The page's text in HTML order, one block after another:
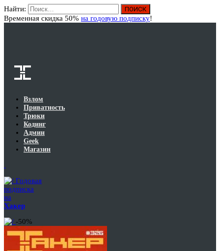
Найти:
Временная скидка 50% на годовую подписку!
Взлом
Приватность
Трюки
Кодинг
Админ
Geek
Магазин
Годовая
подписка
на
Хакер
-50%